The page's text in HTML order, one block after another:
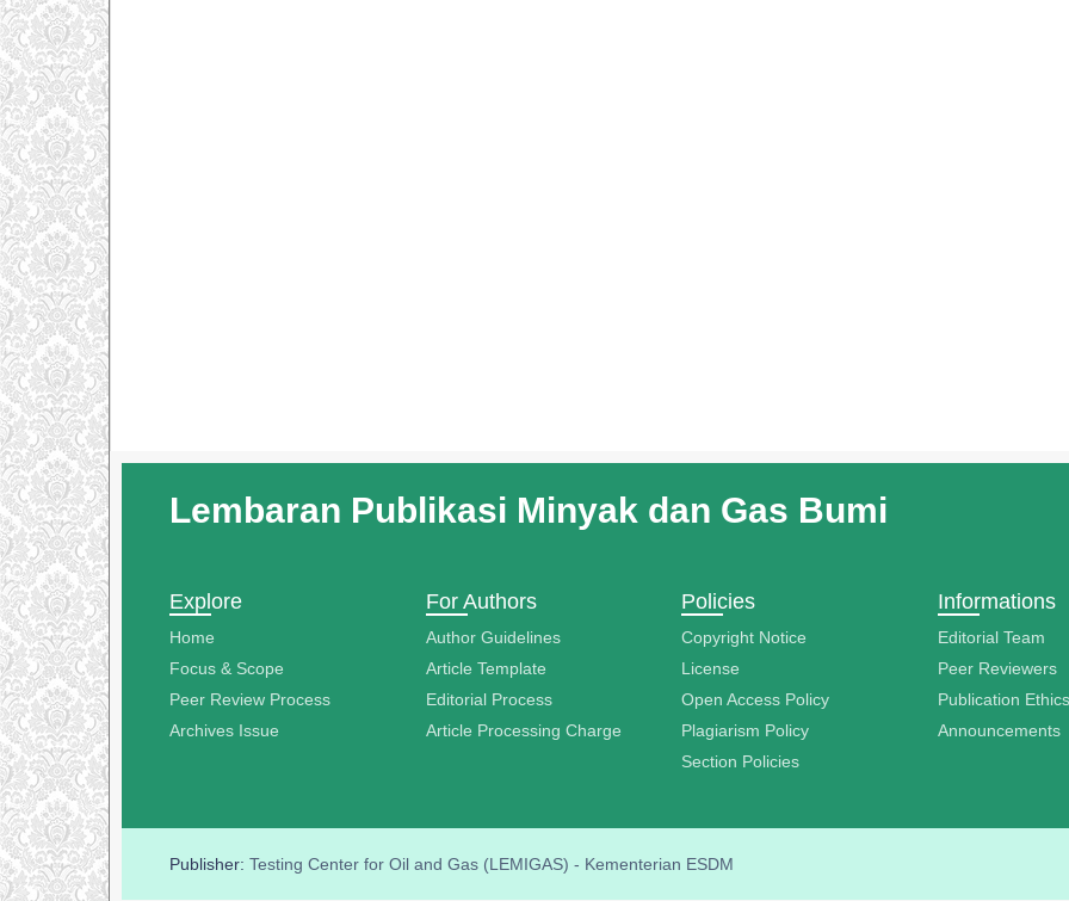
Lembaran Publikasi Minyak dan Gas Bumi
Explore
Home
Focus & Scope
Peer Review Process
Archives Issue
For Authors
Author Guidelines
Article Template
Editorial Process
Article Processing Charge
Policies
Copyright Notice
License
Open Access Policy
Plagiarism Policy
Section Policies
Informations
Editorial Team
Peer Reviewers
Publication Ethics
Announcements
Publisher: Testing Center for Oil and Gas (LEMIGAS) - Kementerian ESDM